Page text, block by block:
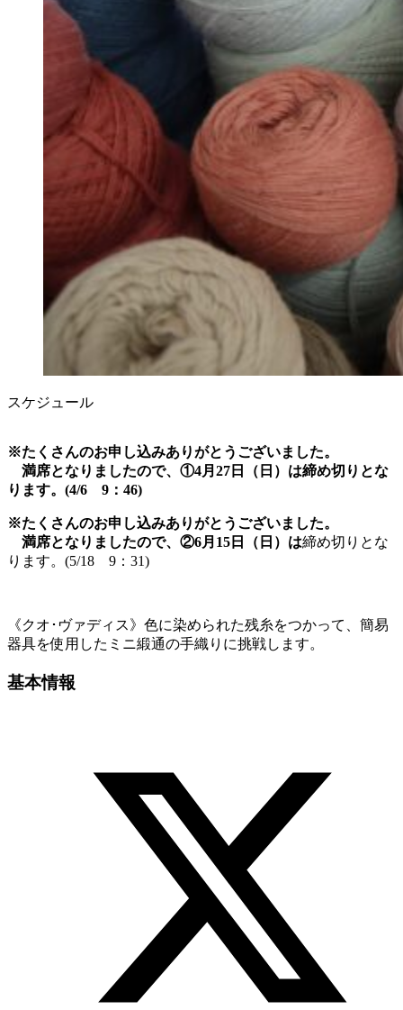
スケジュール
※たくさんのお申し込みありがとうございました。
満席となりましたので、 ①4月27日（日）は締め切りとな
ります。(4/6 9：46)
※たくさんのお申し込みありがとうございました。
満席となりましたので、 ②6月15日（日）は締め切りとな
ります。(5/18 9：31)
《クオ･ヴァディス》 色に染められた残糸をつかって、 簡易
器具を使用したミニ緞通の手織りに挑戦します。
基本情報